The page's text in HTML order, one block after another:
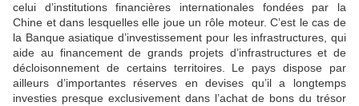
celui d’institutions financières internationales fondées par la
Chine et dans lesquelles elle joue un rôle moteur. C’est le cas de
la Banque asiatique d’investissement pour les infrastructures, qui
aide au financement de grands projets d’infrastructures et de
décloisonnement de certains territoires. Le pays dispose par
ailleurs d’importantes réserves en devises qu’il a longtemps
investies presque exclusivement dans l’achat de bons du trésor